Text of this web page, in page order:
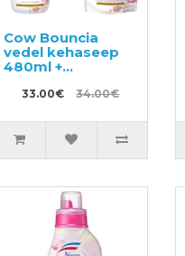
Cow Bouncia
vedel kehaseep
480ml +
täitepakend
360ml
33.00€ 34.00€